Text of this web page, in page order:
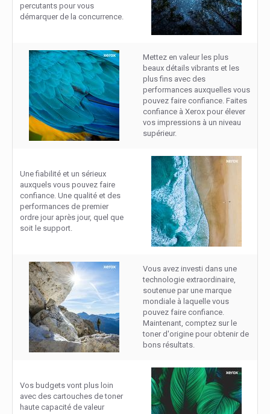
percutants pour vous
démarquer de la concurrence.
Mettez en valeur les plus
beaux détails vibrants et les
plus fins avec des
performances auxquelles vous
pouvez faire confiance. Faites
confiance à Xerox pour élever
vos impressions à un niveau
supérieur.
Une fiabilité et un sérieux
auxquels vous pouvez faire
confiance. Une qualité et des
performances de premier
ordre jour après jour, quel que
soit le support.
Vous avez investi dans une
technologie extraordinaire,
soutenue par une marque
mondiale à laquelle vous
pouvez faire confiance.
Maintenant, comptez sur le
toner d'origine pour obtenir de
bons résultats.
Vos budgets vont plus loin
avec des cartouches de toner
haute capacité de valeur